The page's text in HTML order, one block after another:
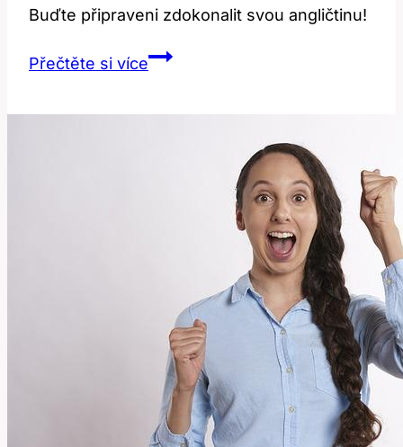
Buďte připraveni zdokonalit svou angličtinu!
Přečtěte si víceCatalogue: